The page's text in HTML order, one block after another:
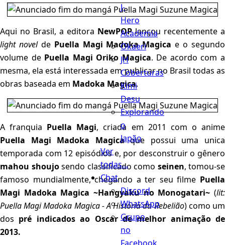
J-
Hero
Academia
Okaeri
JH
Coberturas
Kimi
Desu
Explorando
o
Japão
Ver
todas...
Chat
Discord
WhatsApp
Grupo
no
Aqui no Brasil, a editora NewPOPlançou recentemente a
light novel dePuella Magi Madoka Magica e o segundo
volume dePuella Magi Oriko Magica. De acordo com a
mesma, ela está interessada em publicar no Brasil todas as
obras baseada em Madoka Magica.
A franquia Puella Magi, criada em 2011 com o anime
Puella Magi Madoka Magicaque possui uma unica
temporada com 12 episódios e, por desconstruir o gênero
mahou shoujo sendo classificado como seinen, tomou-se
famoso mundialmente, chegando a ter seu filme Puella
Magi Madoka Magica ~Hangyaku no Monogatari~ (lit:
Puella Magi Madoka Magica - A História da Rebelião) como um
dos pré indicados ao Oscar de melhor animação de
2013.